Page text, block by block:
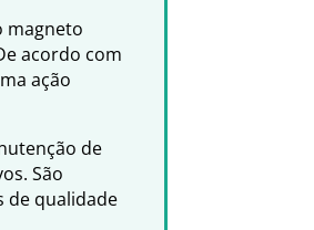
magneto
acordo com
ação
de
São
de qualidade